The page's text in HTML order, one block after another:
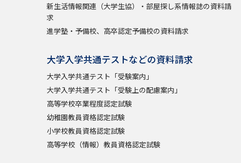
新生活情報関連（大学生協）・部屋探し系情報誌の資料請
求
進学塾・予備校、高卒認定予備校の資料請求
大学入学共通テストなどの資料請求
大学入学共通テスト「受験案内」
大学入学共通テスト「受験上の配慮案内」
高等学校卒業程度認定試験
幼稚園教員資格認定試験
小学校教員資格認定試験
高等学校（情報）教員資格認定試験